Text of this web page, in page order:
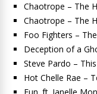
Chaotrope – The
Chaotrope – The
Foo Fighters –
Deception of a
Steve Pardo –
Hot Chelle Rae –